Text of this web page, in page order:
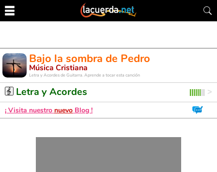
Bajo la sombra de Pedro
Música Cristiana
Letra y Acordes de Guitarra. Aprende a tocar esta canción
Letra y Acordes
¡ Visita nuestro nuevo Blog !